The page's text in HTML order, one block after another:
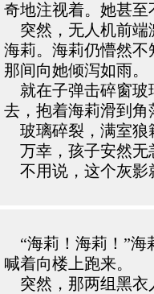
奇地注视着。她甚至
突然，无人机前端
海莉。海莉仍懵然不
那间向她倾泻如雨。
就在子弹击碎窗玻
去，抱着海莉滑到角
玻璃碎裂，满室狼
万幸，孩子安然无
不用说，这个灰影
“海莉！海莉！”海
喊着向楼上跑来。
突然，那两组黑衣